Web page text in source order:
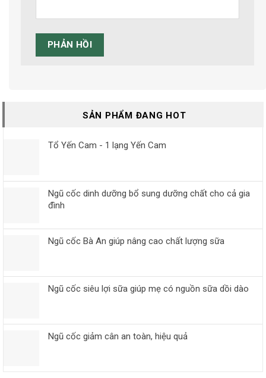
SẢN PHẨM ĐANG HOT
Tổ Yến Cam - 1 lạng Yến Cam
Ngũ cốc dinh dưỡng bổ sung dưỡng chất cho cả gia
đình
Ngũ cốc Bà An giúp nâng cao chất lượng sữa
Ngũ cốc siêu lợi sữa giúp mẹ có nguồn sữa dồi dào
Ngũ cốc giảm cân an toàn, hiệu quả